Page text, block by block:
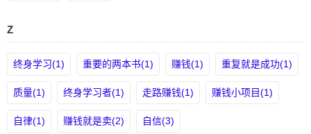
Z
终身学习(1) 重要的两本书(1) 赚钱(1) 重复就是成功(1)
质量(1) 终身学习者(1) 走路赚钱(1) 赚钱小项目(1)
自律(1) 赚钱就是卖(2) 自信(3)